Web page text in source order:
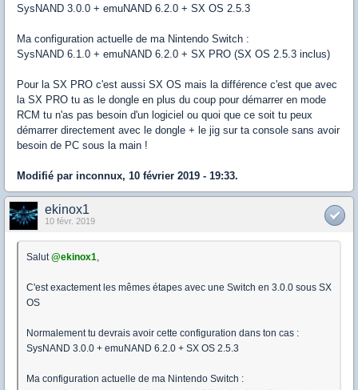
SysNAND 3.0.0 + emuNAND 6.2.0 + SX OS 2.5.3
Ma configuration actuelle de ma Nintendo Switch :
SysNAND 6.1.0 + emuNAND 6.2.0 + SX PRO (SX OS 2.5.3 inclus)
Pour la SX PRO c'est aussi SX OS mais la différence c'est que avec
la SX PRO tu as le dongle en plus du coup pour démarrer en mode
RCM tu n'as pas besoin d'un logiciel ou quoi que ce soit tu peux
démarrer directement avec le dongle + le jig sur ta console sans avoir
besoin de PC sous la main !
Modifié par inconnux, 10 février 2019 - 19:33.
ekinox1
10 févr. 2019
Salut@ekinox1,
C'est exactement les mêmes étapes avec une Switch en 3.0.0 sous SX
OS
Normalement tu devrais avoir cette configuration dans ton cas :
SysNAND 3.0.0 + emuNAND 6.2.0 + SX OS 2.5.3
Ma configuration actuelle de ma Nintendo Switch :